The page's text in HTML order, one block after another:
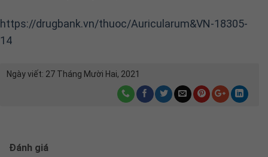
https://drugbank.vn/thuoc/Auricularum&VN-18305-
14
Ngày viết: 27 Tháng Mười Hai, 2021
Đánh giá